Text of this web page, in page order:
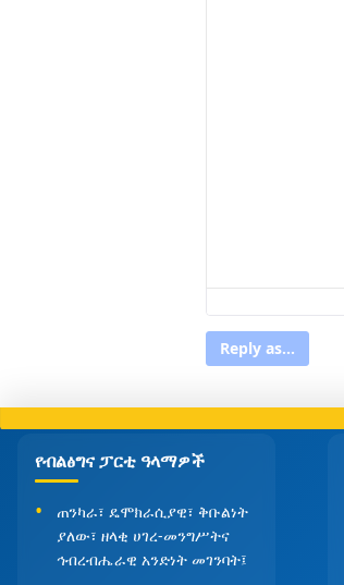
Reply as...
የብልፅግና ፓርቲ ዓላማዎች
ጠንካራ፣ ዴሞክራሲያዊ፣ ቅቡልነት
ያለው፣ ዘላቂ ሀገረ-መንግሥትና
ኅብረብሔራዊ አንድነት መገንባት፤